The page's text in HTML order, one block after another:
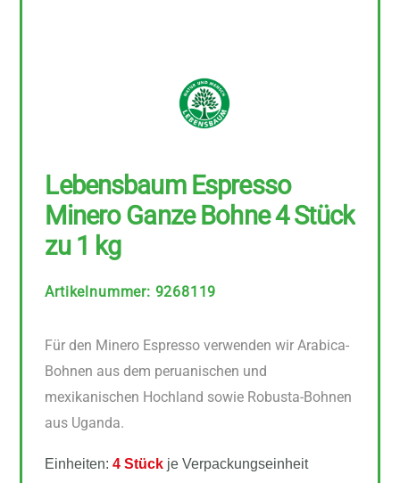
Lebensbaum Espresso
Minero Ganze Bohne 4 Stück
zu 1 kg
Artikelnummer: 9268119
Für den Minero Espresso verwenden wir Arabica-
Bohnen aus dem peruanischen und
mexikanischen Hochland sowie Robusta-Bohnen
aus Uganda.
Einheiten:4 Stück je Verpackungseinheit